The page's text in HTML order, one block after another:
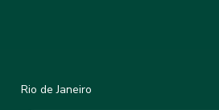
Rio de Janeiro